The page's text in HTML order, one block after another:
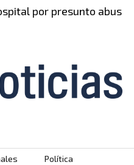
por presunto abuso…
Política